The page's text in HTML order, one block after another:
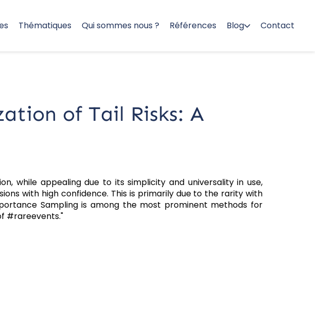
Thématiques Qui sommes nous ? Références Blog Contact
of Tail Risks: A
while appealing due to its simplicity and universality in use,
with high confidence. This is primarily due to the rarity with
Sampling is among the most prominent methods for
#rareevents."